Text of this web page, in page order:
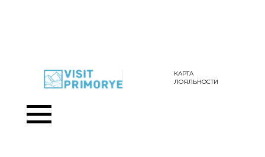
КАРТА
ЛОЯЛЬНОСТИ